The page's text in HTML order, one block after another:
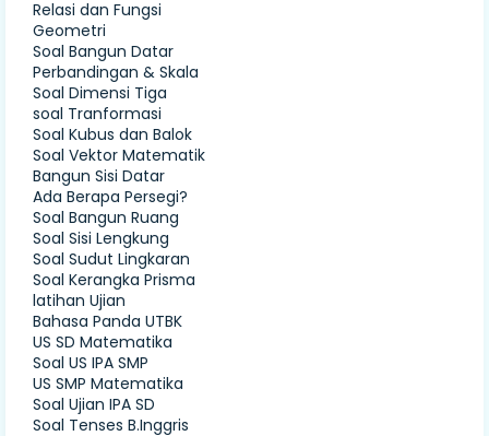
Relasi dan Fungsi
Geometri
Soal Bangun Datar
Perbandingan & Skala
Soal Dimensi Tiga
soal Tranformasi
Soal Kubus dan Balok
Soal Vektor Matematik
Bangun Sisi Datar
Ada Berapa Persegi?
Soal Bangun Ruang
Soal Sisi Lengkung
Soal Sudut Lingkaran
Soal Kerangka Prisma
latihan Ujian
Bahasa Panda UTBK
US SD Matematika
Soal US IPA SMP
US SMP Matematika
Soal Ujian IPA SD
Soal Tenses B.Inggris